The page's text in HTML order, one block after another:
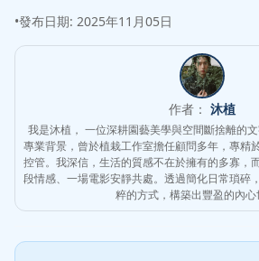
•發布日期: 2025年11月05日
作者： 沐植
我是沐植， 一位深耕園藝美學與空間斷捨離的
專業背景，曾於植栽工作室擔任顧問多年，專精
控管。我深信，生活的質感不在於擁有的多寡，
段情感、一場電影安靜共處。透過簡化日常瑣碎
粹的方式，構築出豐盈的內心